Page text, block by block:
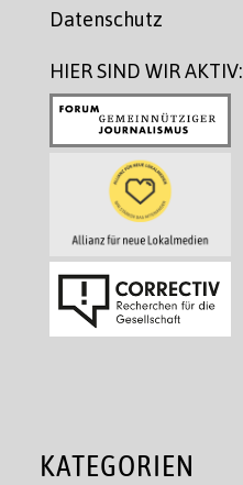
Datenschutz
HIER SIND WIR AKTIV:
KATEGORIEN